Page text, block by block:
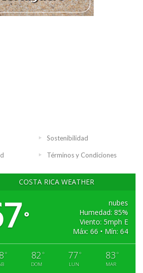
Sostenibilidad
Términos y Condiciones
COSTA RICA WEATHER
°
nubes
Humedad: 85%
Viento: 5mph E
Máx: 66 • Mín: 64
° 82 °
DOM
77 °
LUN
83 °
MAR